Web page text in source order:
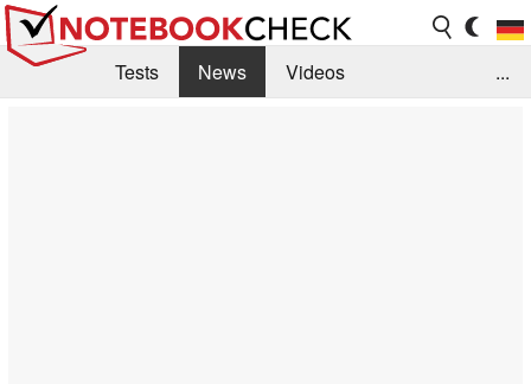
Tests News
Videos
...